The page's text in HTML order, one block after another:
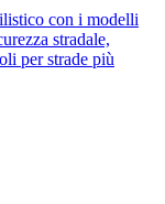
con i modelli
stradale,
per strade più